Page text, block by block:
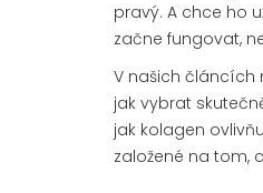
pravý. A chce ho
začne fungovat,
V našich článcích
jak vybrat
jak kolagen
založené na tom,